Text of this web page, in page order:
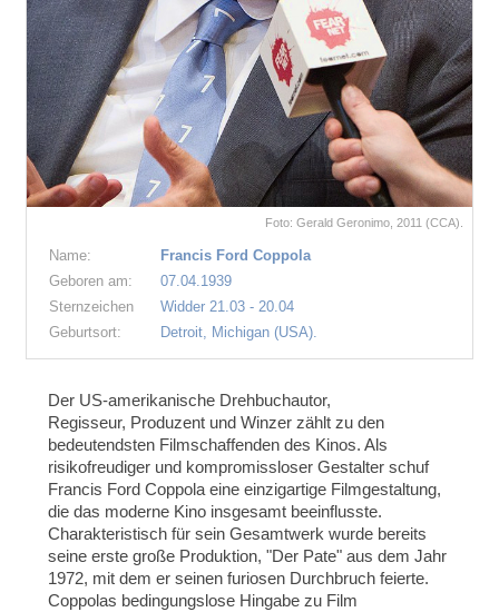
Foto: Gerald Geronimo, 2011 (CCA).
Name:
Francis Ford Coppola
Geboren am:
07.04.1939
Sternzeichen
Widder 21.03 - 20.04
Geburtsort:
Detroit, Michigan (USA).
Der US-amerikanische Drehbuchautor,
Regisseur, Produzent und Winzer zählt zu den
bedeutendsten Filmschaffenden des Kinos. Als
risikofreudiger und kompromissloser Gestalter schuf
Francis Ford Coppola eine einzigartige Filmgestaltung,
die das moderne Kino insgesamt beeinflusste.
Charakteristisch für sein Gesamtwerk wurde bereits
seine erste große Produktion, "Der Pate" aus dem Jahr
1972, mit dem er seinen furiosen Durchbruch feierte.
Coppolas bedingungslose Hingabe zu Film